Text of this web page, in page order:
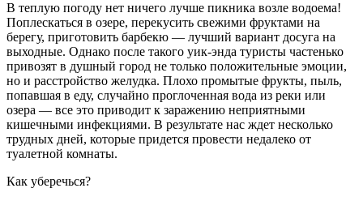
В теплую погоду нет ничего лучше пикника возле водоема!
Поплескаться в озере, перекусить свежими фруктами на
берегу, приготовить барбекю — лучший вариант досуга на
выходные. Однако после такого уик-энда туристы частенько
привозят в душный город не только положительные эмоции,
но и расстройство желудка. Плохо промытые фрукты, пыль,
попавшая в еду, случайно проглоченная вода из реки или
озера — все это приводит к заражению неприятными
кишечными инфекциями. В результате нас ждет несколько
трудных дней, которые придется провести недалеко от
туалетной комнаты.
Как уберечься?